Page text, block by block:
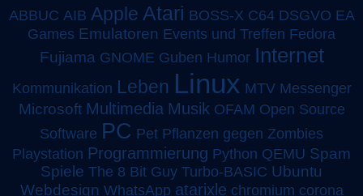
ABBUC AIB Apple Atari BOSS-X C64 DSGVO EA
Games Emulatoren Events und Treffen Fedora
Fujiama GNOME Guben Humor Internet
Kommunikation Leben Linux MTV Messenger
Microsoft Multimedia Musik OFAM Open Source
Software PC Pet Pflanzen gegen Zombies
Playstation Programmierung Python QEMU Spam
Spiele The 8 Bit Guy Turbo-BASIC Ubuntu
Webdesign WhatsApp atarixle chromium corona